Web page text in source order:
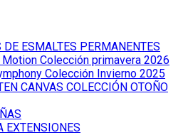
DE ESMALTES PERMANENTES
Colección primavera 2026
Colección Invierno 2025
CANVAS COLECCIÓN OTOÑO
EXTENSIONES